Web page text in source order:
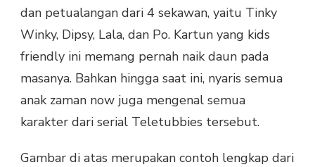
dan petualangan dari 4 sekawan, yaitu Tinky
Winky, Dipsy, Lala, dan Po. Kartun yang kids
friendly ini memang pernah naik daun pada
masanya. Bahkan hingga saat ini, nyaris semua
anak zaman now juga mengenal semua
karakter dari serial Teletubbies tersebut.
Gambar di atas merupakan contoh lengkap dari